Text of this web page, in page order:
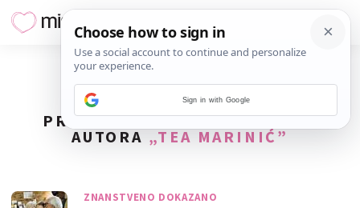
PRONAĐENO18REZULTATA ZA
AUTORA„TEA MARINIĆ”
ZNANSTVENO DOKAZANO
Sign in with Google